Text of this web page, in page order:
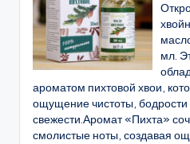
мл.
ароматом пихтовой хвои,
ощущение чистоты,
свежести.Аромат «Пихта»
смолистые ноты, создавая